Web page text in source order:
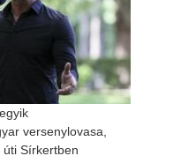
versenylovasa,
úti Sírkertben